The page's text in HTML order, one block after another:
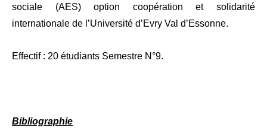
sociale (AES) option coopération et solidarité
internationale de l’Université d’Evry Val d’Essonne.
Effectif : 20 étudiants Semestre N°9.
Bibliographie